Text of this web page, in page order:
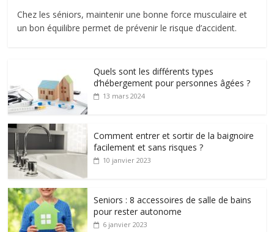
Chez les séniors, maintenir une bonne force musculaire et
un bon équilibre permet de prévenir le risque d’accident.
Quels sont les différents types
d’hébergement pour personnes âgées ?
13 mars 2024
Comment entrer et sortir de la baignoire
facilement et sans risques ?
10 janvier 2023
Seniors : 8 accessoires de salle de bains
pour rester autonome
6 janvier 2023